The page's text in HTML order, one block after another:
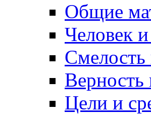
Общие
Человек
Смелость
Верность
Цели и